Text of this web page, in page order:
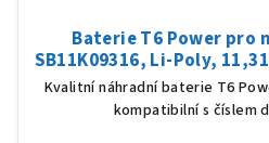
Baterie T6 Power pro
SB11K09316, Li-Poly,
černá
Kvalitní náhradní baterie T6
kompatibilní s číslem